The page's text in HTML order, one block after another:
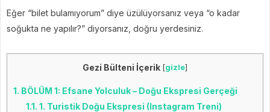
Eğer “bilet bulamıyorum” diye üzülüyorsanız veya “o kadar
soğukta ne yapılır?” diyorsanız, doğru yerdesiniz.
Gezi Bülteni İçerik [gizle]
1. BÖLÜM 1: Efsane Yolculuk – Doğu Ekspresi Gerçeği
1.1. 1. Turistik Doğu Ekspresi (Instagram Treni)